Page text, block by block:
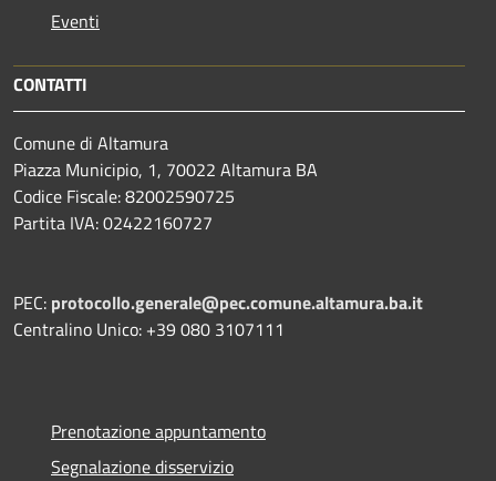
Eventi
CONTATTI
Comune di Altamura
Piazza Municipio, 1, 70022 Altamura BA
Codice Fiscale: 82002590725
Partita IVA: 02422160727
PEC: protocollo.generale@pec.comune.altamura.ba.it
Centralino Unico: +39 080 3107111
Prenotazione appuntamento
Segnalazione disservizio